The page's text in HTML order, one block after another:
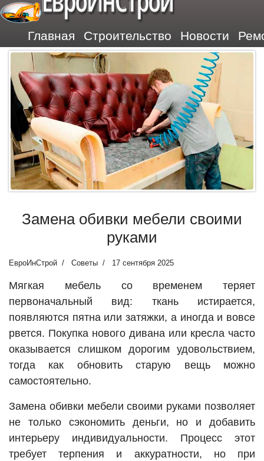
Главная Строительство Новости
Замена обивки мебели своими
руками
ЕвроИнСтрой Советы 17 сентября 2025
Мягкая мебель со временем теряет
первоначальный вид: ткань истирается,
появляются пятна или затяжки, а иногда и вовсе
рвется. Покупка нового дивана или кресла часто
оказывается слишком дорогим удовольствием,
тогда как обновить старую вещь можно
самостоятельно.
Замена обивки мебели своими руками позволяет
не только сэкономить деньги, но и добавить
интерьеру индивидуальности. Процесс этот
требует терпения и аккуратности, но при